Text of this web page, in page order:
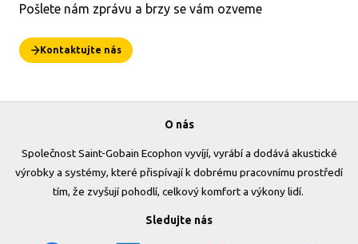
Pošlete nám zprávu a brzy se vám ozveme
Kontaktujte nás
O nás
Společnost Saint-Gobain Ecophon vyvíjí, vyrábí a dodává akustické
výrobky a systémy, které přispívají k dobrému pracovnímu prostředí
tím, že zvyšují pohodlí, celkový komfort a výkony lidí.
Sledujte nás